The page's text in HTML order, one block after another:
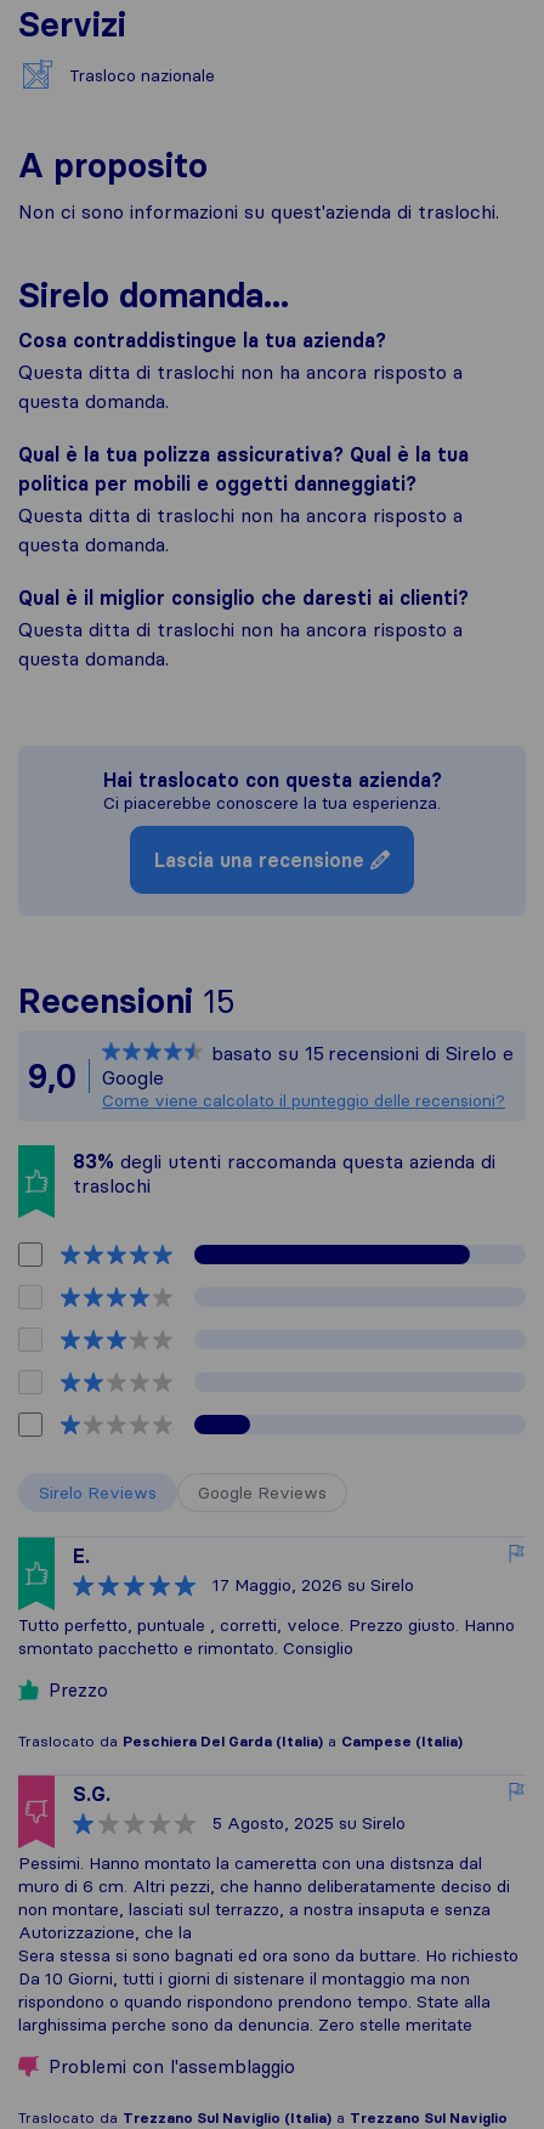
Servizi
Trasloco nazionale
A proposito
Non ci sono informazioni su quest'azienda di traslochi.
Sirelo domanda...
Cosa contraddistingue la tua azienda?
Questa ditta di traslochi non ha ancora risposto a
questa domanda.
Qual è la tua polizza assicurativa? Qual è la tua
politica per mobili e oggetti danneggiati?
Questa ditta di traslochi non ha ancora risposto a
questa domanda.
Qual è il miglior consiglio che daresti ai clienti?
Questa ditta di traslochi non ha ancora risposto a
questa domanda.
Hai traslocato con questa azienda?
Ci piacerebbe conoscere la tua esperienza.
Lascia una recensione
Recensioni 15
Tutte le recensioni
9,0
basato su 15 recensioni di Sirelo e
Google
Come viene calcolato il punteggio delle recensioni?
83% degli utenti raccomanda questa azienda di
traslochi
Sirelo Reviews Google Reviews
E.
17 Maggio, 2026 su Sirelo
Tutto perfetto, puntuale , corretti, veloce. Prezzo giusto. Hanno
smontato pacchetto e rimontato. Consiglio
Prezzo
Traslocato da Peschiera Del Garda (Italia) a Campese (Italia)
S.G.
5 Agosto, 2025 su Sirelo
Pessimi. Hanno montato la cameretta con una distsnza dal
muro di 6 cm. Altri pezzi, che hanno deliberatamente deciso di
non montare, lasciati sul terrazzo, a nostra insaputa e senza
Autorizzazione, che la
Sera stessa si sono bagnati ed ora sono da buttare. Ho richiesto
Da 10 Giorni, tutti i giorni di sistenare il montaggio ma non
rispondono o quando rispondono prendono tempo. State alla
larghissima perche sono da denuncia. Zero stelle meritate
Problemi con l'assemblaggio
Traslocato da Trezzano Sul Naviglio (Italia) a Trezzano Sul Naviglio